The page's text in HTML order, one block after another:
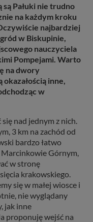
Pałuki nie trudno
na każdym kroku
najbardziej
w Biskupinie,
nauczyciela
Pompejami. Warto
na dwory
inne,
w
nad jednym z nich.
3 km na zachód od
bardzo łatwo
Górnym,
w stronę
krakowskiego.
się w małej wiosce i
nie wyglądany
jak inne
proponuję wejść na